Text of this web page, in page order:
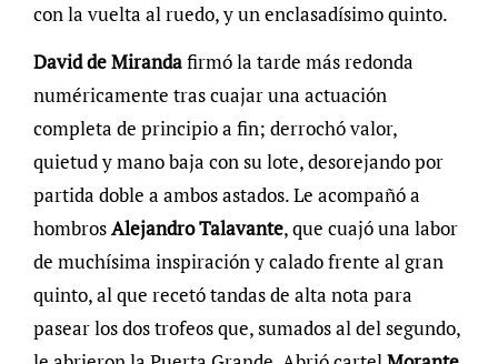
con la vuelta al ruedo, y un enclasadísimo quinto.
David de Mirandafirmó la tarde más redonda
numéricamente tras cuajar una actuación
completa de principio a fin; derrochó valor,
quietud y mano baja con su lote, desorejando por
partida doble a ambos astados. Le acompañó a
hombrosAlejandro Talavante, que cuajó una labor
de muchísima inspiración y calado frente al gran
quinto, al que recetó tandas de alta nota para
pasear los dos trofeos que, sumados al del segundo,